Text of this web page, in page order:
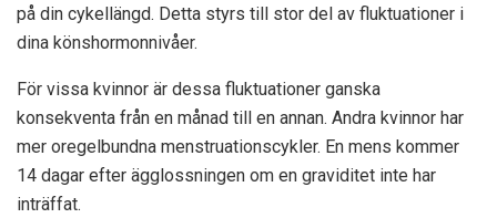
på din cykellängd. Detta styrs till stor del av fluktuationer i
dina könshormonnivåer.
För vissa kvinnor är dessa fluktuationer ganska
konsekventa från en månad till en annan. Andra kvinnor har
mer oregelbundna menstruationscykler. En mens kommer
14 dagar efter ägglossningen om en graviditet inte har
inträffat.